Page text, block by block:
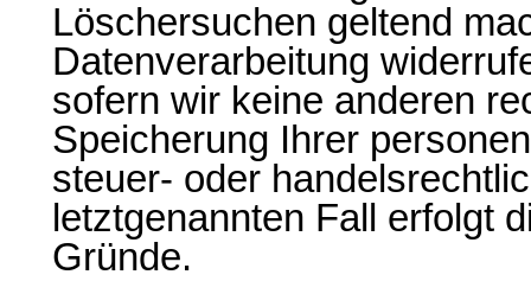
Löschersuchen geltend
Datenverarbeitung
sofern wir keine anderen
Speicherung Ihrer
steuer- oder
letztgenannten Fall erfolgt
Gründe.